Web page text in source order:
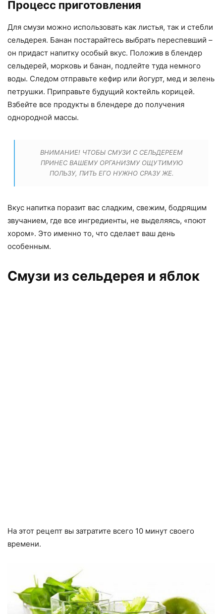
Процесс приготовления
Для смузи можно использовать как листья, так и стебли
сельдерея. Банан постарайтесь выбрать переспевший –
он придаст напитку особый вкус. Положив в блендер
сельдерей, морковь и банан, подлейте туда немного
воды. Следом отправьте кефир или йогурт, мед и зелень
петрушки. Приправьте будущий коктейль корицей.
Взбейте все продукты в блендере до получения
однородной массы.
ВНИМАНИЕ! ЧТОБЫ СМУЗИ С СЕЛЬДЕРЕЕМ
ПРИНЕС ВАШЕМУ ОРГАНИЗМУ ОЩУТИМУЮ
ПОЛЬЗУ, ПИТЬ ЕГО НУЖНО СРАЗУ ЖЕ.
Вкус напитка поразит вас сладким, свежим, бодрящим
звучанием, где все ингредиенты, не выделяясь, «поют
хором». Это именно то, что сделает ваш день
особенным.
Смузи из сельдерея и яблок
На этот рецепт вы затратите всего 10 минут своего
времени.